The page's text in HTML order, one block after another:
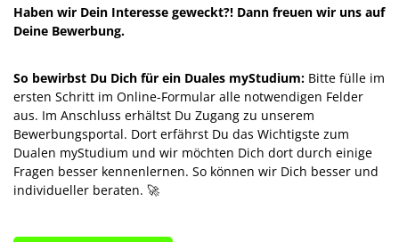
Haben wir Dein Interesse geweckt?! Dann freuen wir uns auf
Deine Bewerbung.
So bewirbst Du Dich für ein Duales myStudium: Bitte fülle im
ersten Schritt im Online-Formular alle notwendigen Felder
aus. Im Anschluss erhältst Du Zugang zu unserem
Bewerbungsportal. Dort erfährst Du das Wichtigste zum
Dualen myStudium und wir möchten Dich dort durch einige
Fragen besser kennenlernen. So können wir Dich besser und
individueller beraten. 🚀